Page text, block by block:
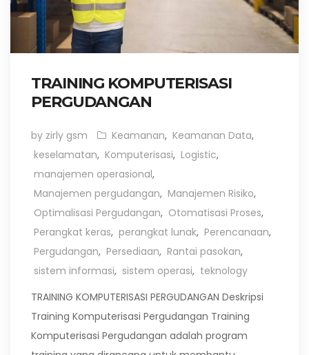
TRAINING KOMPUTERISASI
PERGUDANGAN
by zirly gsm Keamanan, Keamanan Data,
keselamatan, Komputerisasi, Logistic,
manajemen operasional,
Manajemen pergudangan, Manajemen Risiko,
Optimalisasi Pergudangan, Otomatisasi Proses,
Perangkat keras, perangkat lunak, Perencanaan,
Pergudangan, Persediaan, Rantai pasokan,
sistem informasi, sistem operasi, teknology
TRAINING KOMPUTERISASI PERGUDANGAN Deskripsi
Training Komputerisasi Pergudangan Training
Komputerisasi Pergudangan adalah program